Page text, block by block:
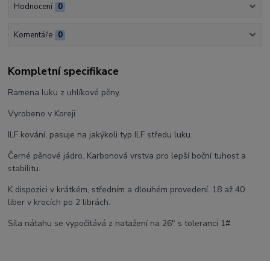
Hodnocení 0
Komentáře 0
Kompletní specifikace
Ramena luku z uhlíkové pěny.
Vyrobeno v Koreji.
ILF kování, pasuje na jakýkoli typ ILF středu luku.
Černé pěnové jádro. Karbonová vrstva pro lepší boční tuhost a
stabilitu.
K dispozici v krátkém, středním a dlouhém provedení. 18 až 40
liber v krocích po 2 librách.
Síla nátahu se vypočítává z natažení na 26" s tolerancí 1#.